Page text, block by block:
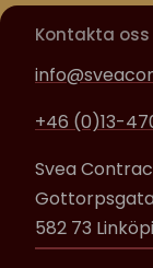
Kontakta oss
+46 (0)13-
Svea
582 73